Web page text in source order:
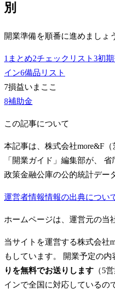
別
開業準備を順番に進めましょ
1 まとめ2チェックリスト 3初期
イン6備品リスト
7損益いまここ
8補助金
この記事について
本記事は、株式会社more&F
「開業ガイド」編集部が、
政策金融公庫の公的統計デー
運営者情報情報の出典につい
ホームページは、運営元の当
当サイトを運営する株式会社
もしています。 開業予定の内
りを無料でお送りします （5
インで全国に対応しているの